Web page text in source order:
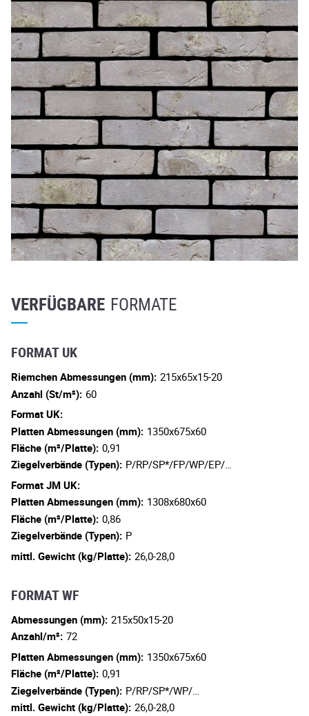
VERFÜGBARE FORMATE
FORMAT UK
Riemchen Abmessungen (mm): 215x65x15-20
Anzahl (St/m²): 60
Format UK:
Platten Abmessungen (mm): 1350x675x60
Fläche (m²/Platte): 0,91
Ziegelverbände (Typen): P/RP/SP*/FP/WP/EP/…
Format JM UK:
Platten Abmessungen (mm): 1308x680x60
Fläche (m²/Platte): 0,86
Ziegelverbände (Typen): P
mittl. Gewicht (kg/Platte): 26,0-28,0
FORMAT WF
Abmessungen (mm): 215x50x15-20
Anzahl/m²: 72
Platten Abmessungen (mm): 1350x675x60
Fläche (m²/Platte): 0,91
Ziegelverbände (Typen): P/RP/SP*/WP/…
mittl. Gewicht (kg/Platte): 26,0-28,0